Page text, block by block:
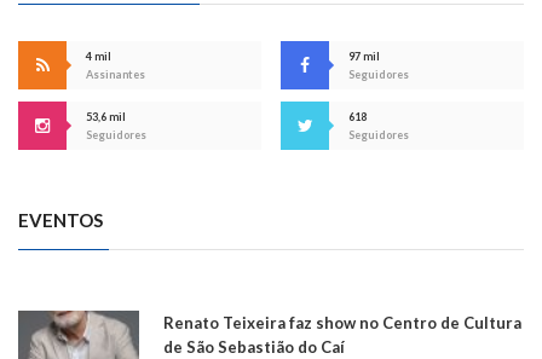
4 mil
Assinantes
97 mil
Seguidores
53,6 mil
Seguidores
618
Seguidores
EVENTOS
Renato Teixeira faz show no Centro de Cultura
de São Sebastião do Caí